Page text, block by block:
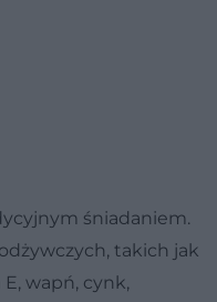
śniadaniem.
takich jak
wapń, cynk,